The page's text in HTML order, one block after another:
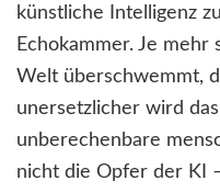
künstliche Intelligenz
Echokammer. Je
Welt überschwemmt,
unersetzlicher wird
unberechenbare
nicht die Opfer der KI